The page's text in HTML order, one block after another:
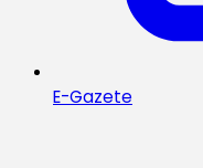
E-Gazete